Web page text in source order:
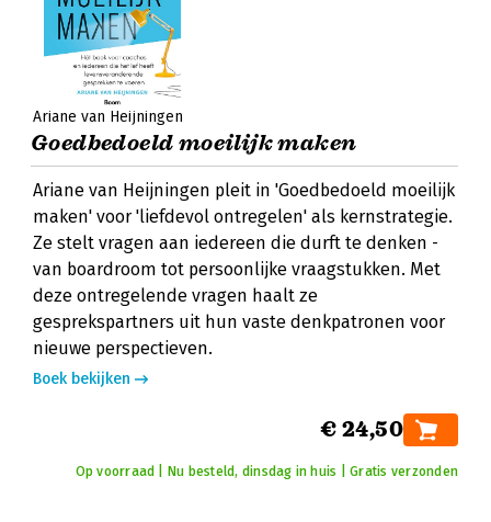
Ariane van Heijningen
Goedbedoeld moeilijk maken
Ariane van Heijningen pleit in 'Goedbedoeld moeilijk
maken' voor 'liefdevol ontregelen' als kernstrategie.
Ze stelt vragen aan iedereen die durft te denken -
van boardroom tot persoonlijke vraagstukken. Met
deze ontregelende vragen haalt ze
gesprekspartners uit hun vaste denkpatronen voor
nieuwe perspectieven.
Boek bekijken
€ 24,50
Op voorraad | Nu besteld, dinsdag in huis | Gratis verzonden